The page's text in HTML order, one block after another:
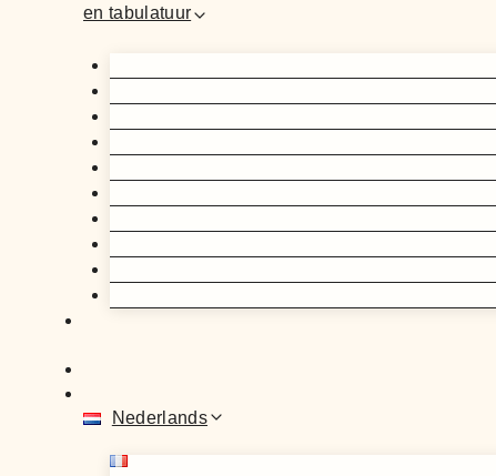
en tabulatuur
Nederlands